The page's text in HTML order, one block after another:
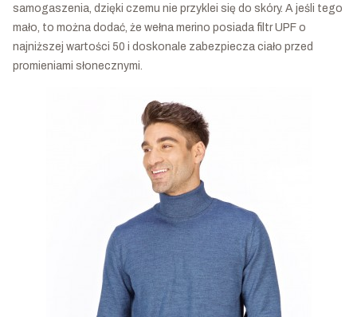
samogaszenia, dzięki czemu nie przyklei się do skóry. A jeśli tego
mało, to można dodać, że wełna merino posiada filtr UPF o
najniższej wartości 50 i doskonale zabezpiecza ciało przed
promieniami słonecznymi.